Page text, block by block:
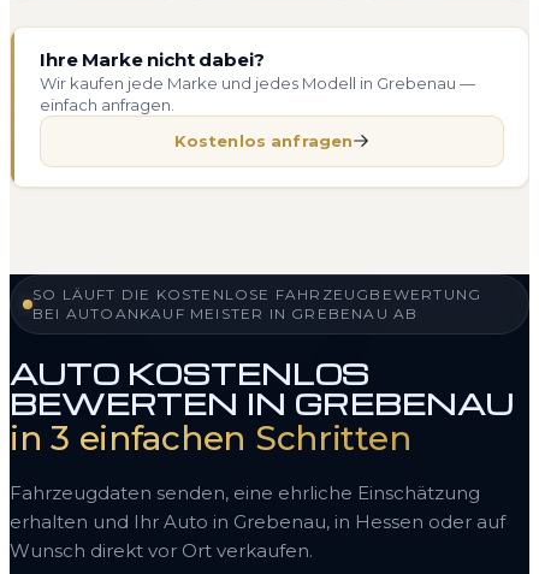
Ihre Marke nicht dabei?
Wir kaufen jede Marke und jedes Modell in Grebenau —
einfach anfragen.
Kostenlos anfragen
SO LÄUFT DIE KOSTENLOSE FAHRZEUGBEWERTUNG
BEI AUTOANKAUF MEISTER IN GREBENAU AB
AUTO KOSTENLOS
BEWERTEN IN GREBENAU
in 3 einfachen Schritten
Fahrzeugdaten senden, eine ehrliche Einschätzung
erhalten und Ihr Auto in Grebenau, in Hessen oder auf
Wunsch direkt vor Ort verkaufen.